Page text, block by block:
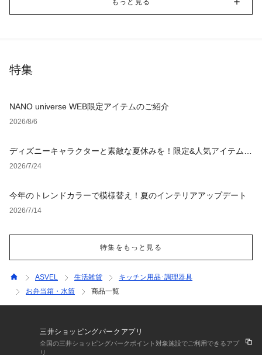
もっと見る
特集
NANO universe WEB限定アイテムのご紹介
2026/8/6
ディズニーキャラクターと素敵な夏休みを！限定&人気アイテム特
集
2026/7/24
今年のトレンドカラーで模様替え！夏のインテリアアップデート
2026/7/14
特集をもっと見る
ASVEL 生活雑貨
キッチン用品･調理器具
お弁当箱・水筒
商品一覧
三井ショッピングパークアプリ
全国の三井ショッピングパークポイント対象施設でご利用できるアプ
リ